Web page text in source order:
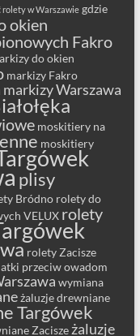
rolety w Warszawie gdzie
okien
Fakro
do okien
markizy Fakro
markizy Warszawa
moskitiery na
moskitiery
plisy
Bródno rolety do
VELUX rolety
rolety Zacisze
przeciw owadom
wymiana
żaluzje drewniane
Targówek
Zacisze żaluzje